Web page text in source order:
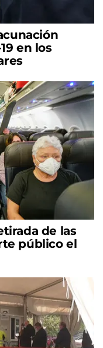
en los
de las
público el